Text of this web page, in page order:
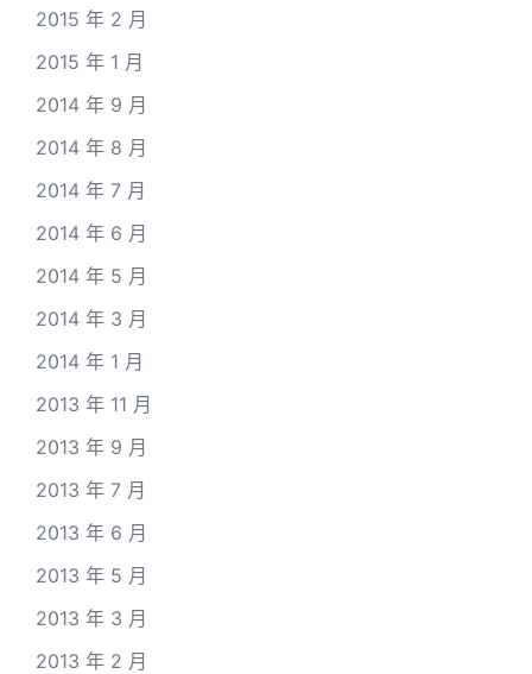
2015 年 2 月
2015 年 1 月
2014 年 9 月
2014 年 8 月
2014 年 7 月
2014 年 6 月
2014 年 5 月
2014 年 3 月
2014 年 1 月
2013 年 11 月
2013 年 9 月
2013 年 7 月
2013 年 6 月
2013 年 5 月
2013 年 3 月
2013 年 2 月